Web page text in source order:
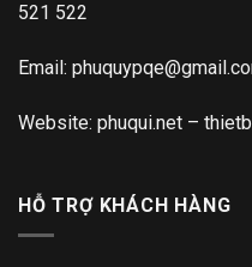
521 522
Email:
Website: phuqui.net –
HỖ TRỢ KHÁCH HÀNG